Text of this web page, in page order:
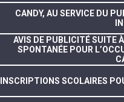
CANDY, AU SERVICE DU
AVIS DE PUBLICITÉ SUITE
SPONTANÉE POUR
INSCRIPTIONS SCOLAIRES